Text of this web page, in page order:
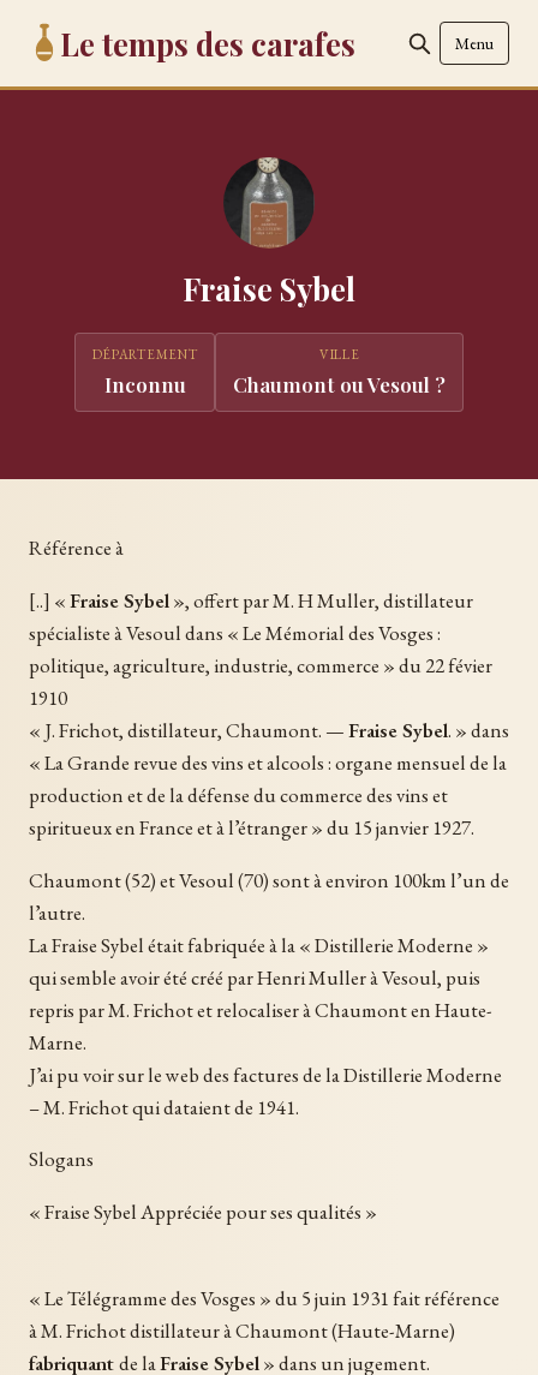
Le temps des carafes Menu
Fraise Sybel
DÉPARTEMENT
Inconnu
VILLE
Chaumont ou Vesoul ?
Référence à
[..] «Fraise Sybel», offert par M. H Muller, distillateur
spécialiste à Vesoul dans « Le Mémorial des Vosges :
politique, agriculture, industrie, commerce » du 22 févier
1910
« J. Frichot, distillateur, Chaumont. —Fraise Sybel. » dans
« La Grande revue des vins et alcools : organe mensuel de la
production et de la défense du commerce des vins et
spiritueux en France et à l’étranger » du 15 janvier 1927.
Chaumont (52) et Vesoul (70) sont à environ 100km l’un de
l’autre.
La Fraise Sybel était fabriquée à la « Distillerie Moderne »
qui semble avoir été créé par Henri Muller à Vesoul, puis
repris par M. Frichot et relocaliser à Chaumont en Haute-
Marne.
J’ai pu voir sur le web des factures de la Distillerie Moderne
– M. Frichot qui dataient de 1941.
Slogans
« Fraise Sybel Appréciée pour ses qualités »
« Le Télégramme des Vosges » du 5 juin 1931 fait référence
à M. Frichot distillateur à Chaumont (Haute-Marne)
fabriquantde laFraise Sybel» dans un jugement.